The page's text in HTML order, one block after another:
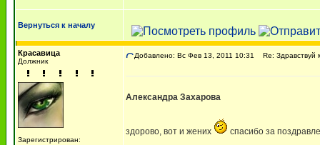
Вернуться к началу
Красавица
Должник
Зарегистрирован:
Добавлено: Вс Фев 13, 2011 10:31 Re:
Александра Захарова
здорово, вот и жених спасибо за